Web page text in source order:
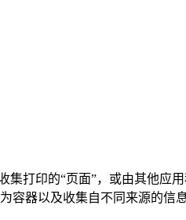
打印的“页面”，或由其他应
器以及收集自不同来源的信